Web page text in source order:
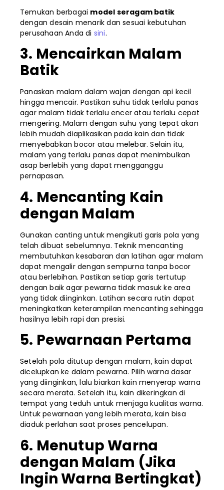
Temukan berbagai model seragam batik
dengan desain menarik dan sesuai kebutuhan
perusahaan Anda di sini.
3. Mencairkan Malam
Batik
Panaskan malam dalam wajan dengan api kecil
hingga mencair. Pastikan suhu tidak terlalu panas
agar malam tidak terlalu encer atau terlalu cepat
mengering. Malam dengan suhu yang tepat akan
lebih mudah diaplikasikan pada kain dan tidak
menyebabkan bocor atau melebar. Selain itu,
malam yang terlalu panas dapat menimbulkan
asap berlebih yang dapat mengganggu
pernapasan.
4. Mencanting Kain
dengan Malam
Gunakan canting untuk mengikuti garis pola yang
telah dibuat sebelumnya. Teknik mencanting
membutuhkan kesabaran dan latihan agar malam
dapat mengalir dengan sempurna tanpa bocor
atau berlebihan. Pastikan setiap garis tertutup
dengan baik agar pewarna tidak masuk ke area
yang tidak diinginkan. Latihan secara rutin dapat
meningkatkan keterampilan mencanting sehingga
hasilnya lebih rapi dan presisi.
5. Pewarnaan Pertama
Setelah pola ditutup dengan malam, kain dapat
dicelupkan ke dalam pewarna. Pilih warna dasar
yang diinginkan, lalu biarkan kain menyerap warna
secara merata. Setelah itu, kain dikeringkan di
tempat yang teduh untuk menjaga kualitas warna.
Untuk pewarnaan yang lebih merata, kain bisa
diaduk perlahan saat proses pencelupan.
6. Menutup Warna
dengan Malam (Jika
Ingin Warna Bertingkat)